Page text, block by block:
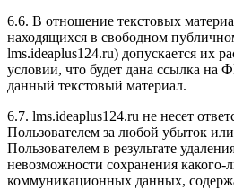
6.6. В отношение текстовых
находящихся в свободном
lms.ideaplus124.ru) допускается их
условии, что будет дана ссылка на
данный текстовый материал.
6.7. lms.ideaplus124.ru не несет
Пользователем за любой убыток
Пользователем в результате
невозможности сохранения
коммуникационных данных,